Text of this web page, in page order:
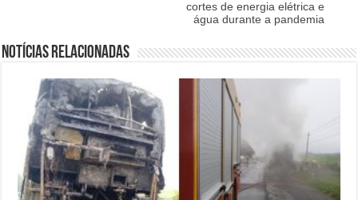
cortes de energia elétrica e
água durante a pandemia
Notícias relacionadas